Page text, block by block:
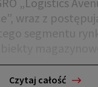
wraz z
segmentu
się również
logistycznymi.
Czytaj całość